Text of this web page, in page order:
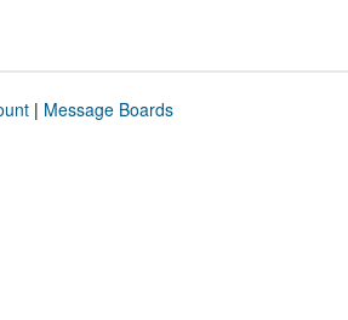
| Message Boards